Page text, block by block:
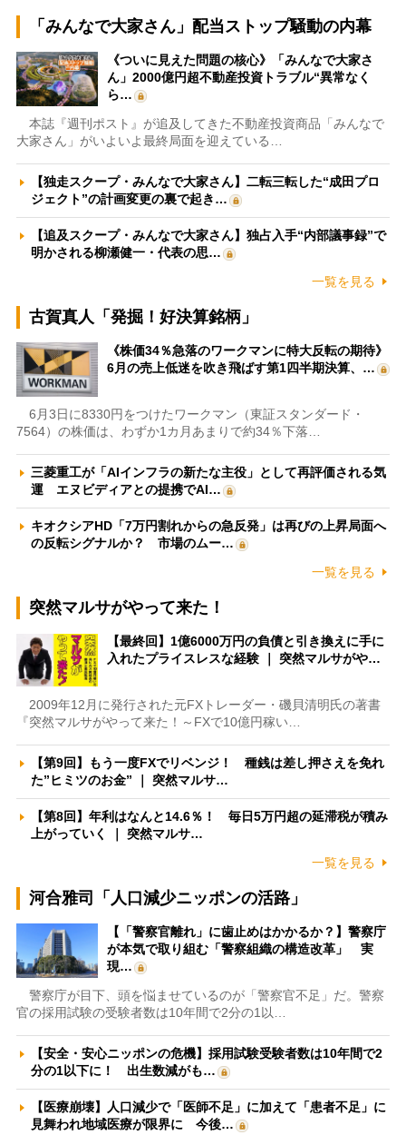
「みんなで大家さん」配当ストップ騒動の内幕
《ついに見えた問題の核心》「みんなで大家さ
ん」2000億円超不動産投資トラブル“異常なく
ら…
本誌『週刊ポスト』が追及してきた不動産投資商品「みんなで
大家さん」がいよいよ最終局面を迎えている…
【独走スクープ・みんなで大家さん】二転三転した“成田プロ
ジェクト”の計画変更の裏で起き…
【追及スクープ・みんなで大家さん】独占入手“内部議事録”で
明かされる柳瀬健一・代表の思…
一覧を見る
古賀真人「発掘！好決算銘柄」
《株価34％急落のワークマンに特大反転の期待》
6月の売上低迷を吹き飛ばす第1四半期決算、…
6月3日に8330円をつけたワークマン（東証スタンダード・
7564）の株価は、わずか1カ月あまりで約34％下落…
三菱重工が「AIインフラの新たな主役」として再評価される気
運 エヌビディアとの提携でAI…
キオクシアHD「7万円割れからの急反発」は再びの上昇局面へ
の反転シグナルか？ 市場のムー…
一覧を見る
突然マルサがやって来た！
【最終回】1億6000万円の負債と引き換えに手に
入れたプライスレスな経験 ｜ 突然マルサがや…
2009年12月に発行された元FXトレーダー・磯貝清明氏の著書
『突然マルサがやって来た！～FXで10億円稼い…
【第9回】もう一度FXでリベンジ！ 種銭は差し押さえを免れ
た”ヒミツのお金” ｜ 突然マルサ…
【第8回】年利はなんと14.6％！ 毎日5万円超の延滞税が積み
上がっていく ｜ 突然マルサ…
一覧を見る
河合雅司「人口減少ニッポンの活路」
【「警察官離れ」に歯止めはかかるか？】警察庁
が本気で取り組む「警察組織の構造改革」 実
現…
警察庁が目下、頭を悩ませているのが「警察官不足」だ。警察
官の採用試験の受験者数は10年間で2分の1以…
【安全・安心ニッポンの危機】採用試験受験者数は10年間で2
分の1以下に！ 出生数減がも…
【医療崩壊】人口減少で「医師不足」に加えて「患者不足」に
見舞われ地域医療が限界に 今後…